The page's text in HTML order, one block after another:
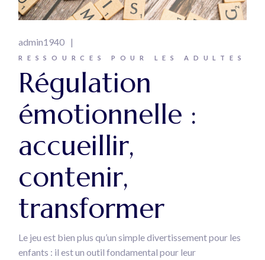
admin1940
RESSOURCES POUR LES ADULTES
Régulation
émotionnelle :
accueillir,
contenir,
transformer
Le jeu est bien plus qu’un simple divertissement pour les
enfants : il est un outil fondamental pour leur